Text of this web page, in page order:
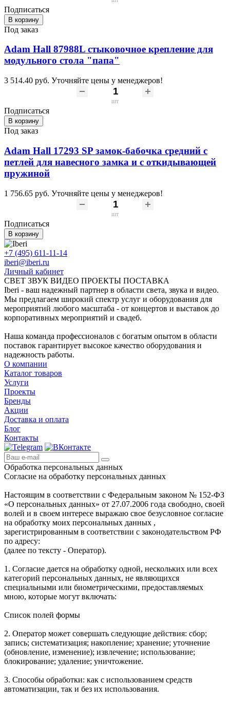
Подписаться
В корзину
Под заказ
Adam Hall 87988L стыковочное крепление для
модульного стола "папа"
3 514.40 руб. Уточняйте цены у менеджеров!
шт
Подписаться
В корзину
Под заказ
Adam Hall 17293 SP замок-бабочка средний с
петлей для навесного замка и с откидывающей
пружиной
1 756.65 руб. Уточняйте цены у менеджеров!
шт
Подписаться
В корзину
+7 (495) 611-11-14
iberi@iberi.ru
Личный кабинет
СВЕТ ЗВУК ВИДЕО ПРОЕКТЫ ПОСТАВКА
Iberi - ваш надежный партнер в области света, звука и видео.
Мы предлагаем широкий спектр услуг и оборудования для
мероприятий любого масштаба - от концертов и выставок до
корпоративных мероприятий и свадеб.
Наша команда профессионалов с богатым опытом в области
поставок гарантирует высокое качество оборудования и
надежность работы.
О компании
Каталог товаров
Услуги
Проекты
Бренды
Акции
Доставка и оплата
Блог
Контакты
Обработка персональных данных
Согласие на обработку персональных данных
Настоящим в соответствии с Федеральным законом № 152-ФЗ
«О персональных данных» от 27.07.2006 года свободно, своей
волей и в своем интересе выражаю свое безусловное согласие
на обработку моих персональных данных ,
зарегистрированным в соответствии с законодательством РФ
по адресу:
(далее по тексту - Оператор).
1. Согласие дается на обработку одной, нескольких или всех
категорий персональных данных, не являющихся
специальными или биометрическими, предоставляемых
мною, которые могут включать:
Список полей формы
2. Оператор может совершать следующие действия: сбор;
запись; систематизация; накопление; хранение; уточнение
(обновление, изменение); извлечение; использование;
блокирование; удаление; уничтожение.
3. Способы обработки: как с использованием средств
автоматизации, так и без их использования.